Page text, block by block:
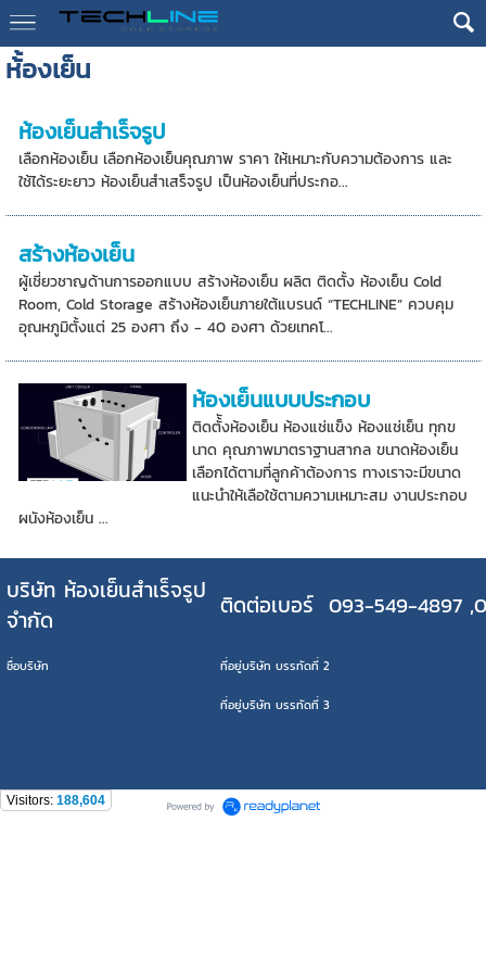
ห้้องเย็น
ห้องเย็นสำเร็จรูป
เลือกห้องเย็น เลือกห้องเย็นคุณภาพ ราคา ให้เหมาะกับความต้องการ และ
ใช้ได้ระยะยาว ห้องเย็นสำเสร็จรูป เป็นห้องเย็นที่ประกอ...
สร้างห้องเย็น
ผู้เชี่ยวชาญด้านการออกแบบ สร้างห้องเย็น ผลิต ติดตั้ง ห้องเย็น Cold
Room, Cold Storage สร้างห้องเย็นภายใต้แบรนด์ “TECHLINE” ควบคุม
อุณหภูมิตั้งแต่ 25 องศา ถึง - 40 องศา ด้วยเทคโ...
ห้องเย็นแบบประกอบ
ติดตั้ังห้องเย็น ห้องแช่แข็ง ห้องแช่เย็น ทุกข
นาด คุณภาพมาตราฐานสากล ขนาดห้องเย็น
เลือกได้ตามที่ลูกค้าต้องการ ทางเราจะมีขนาด
แนะนำให้เลือใช้ตามความเหมาะสม งานประกอบ
ผนังห้องเย็น ...
บริษัท ห้องเย็นสำเร็จรูป
จำกัด
ติดต่อเบอร์ 093-549-4897
ชื่อบริษัท ที่อยู่บริษัท บรรทัดที่ 2
ที่อยู่บริษัท บรรทัดที่ 3
Visitors: 188,604